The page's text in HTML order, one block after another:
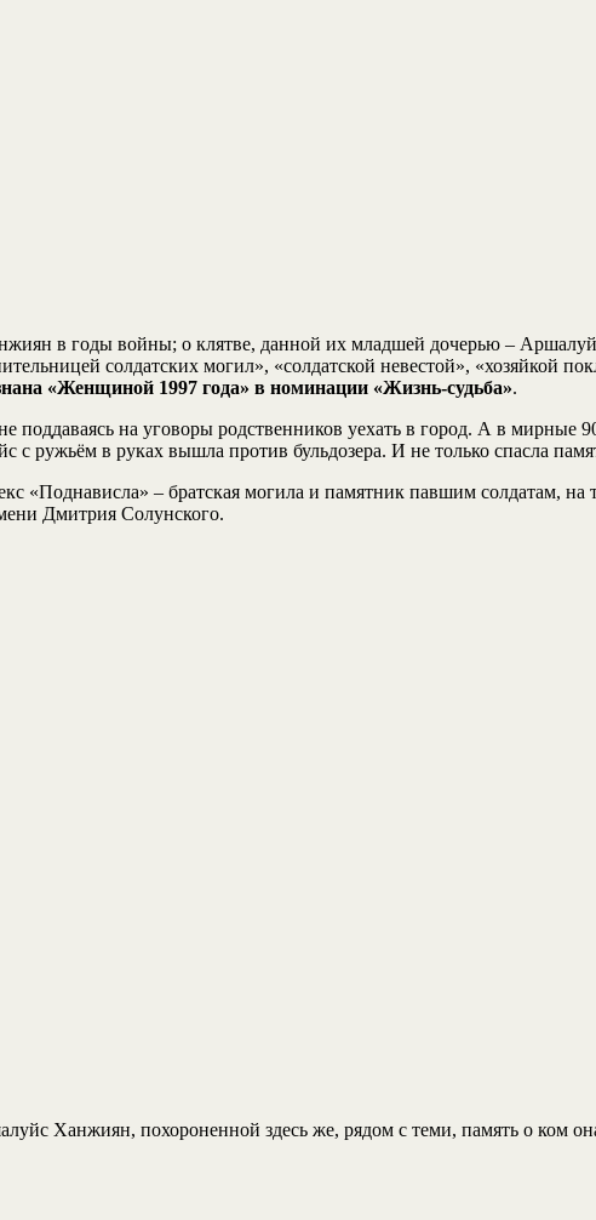
в годы войны; о клятве, данной их младшей дочерью –
солдатских могил», «солдатской невестой», «хозяйкой
«Женщиной 1997 года» в номинации «Жизнь-судьба».
на уговоры родственников уехать в город. А в мирные
с ружьём в руках вышла против бульдозера. И не только спасла
«Поднависла» – братская могила и памятник павшим солдатам, на
Дмитрия Солунского.
Ханжиян, похороненной здесь же, рядом с теми, память о ком